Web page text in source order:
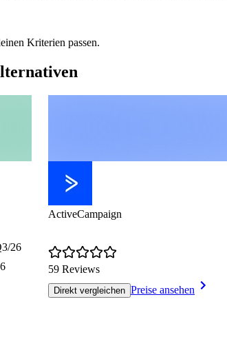
Kriterien passen.
26
ActiveCampaign
59 Reviews
Direkt vergleichen Preise ansehen